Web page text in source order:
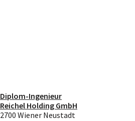
Diplom-Ingenieur
Reichel Holding GmbH
2700 Wiener Neustadt